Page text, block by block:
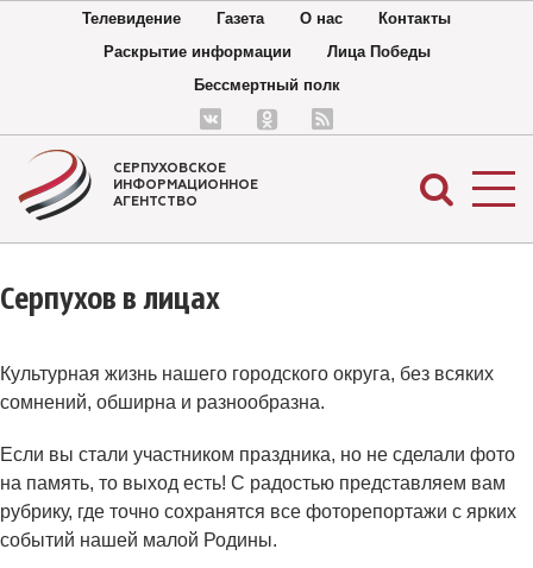
Телевидение Газета О нас
Контакты
Раскрытие информации
Лица Победы
Бессмертный полк
СЕРПУХОВСКОЕ
ИНФОРМАЦИОННОЕ
АГЕНТСТВО
Серпухов в лицах
Культурная жизнь нашего городского округа, без всяких
сомнений, обширна и разнообразна.
Если вы стали участником праздника, но не сделали фото
на память, то выход есть! С радостью представляем вам
рубрику, где точно сохранятся все фоторепортажи с ярких
событий нашей малой Родины.